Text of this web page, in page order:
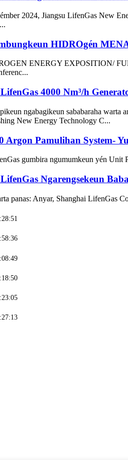
2024, Jiangsu LifenGas New
HIDROgén
ENERGY EXPOSITION/
4000 Nm³/h
ngabagikeun sababaraha warta
New Energy Technology C...
Argon Pamulihan System-
gumbira ngumumkeun yén Unit
Ngarengsekeun
panas: Anyar, Shanghai LifenGas